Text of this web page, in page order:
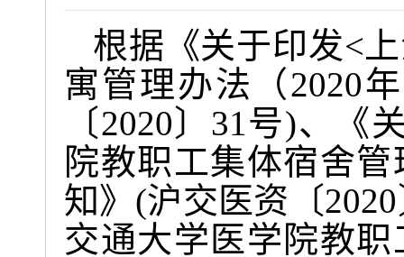
根据《关于印发<
寓管理办法（2020
〔2020〕31号)、《
院教职工集体宿舍
知》(沪交医资〔
交通大学医学院教